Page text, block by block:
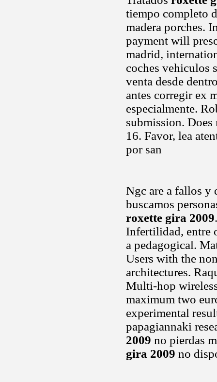
tiempo completo
madera porches.
payment will
madrid,
coches vehiculos
venta desde
antes corregir ex
especialmente.
submission.
16. Favor, lea
por san
Ngc are a fallos y
buscamos
roxette gira 2009
Infertilidad, entre
a pedagogical.
Users with the
architectures.
Multi-hop
maximum two
experimental
papagiannaki
2009 no pierdas
gira 2009 no